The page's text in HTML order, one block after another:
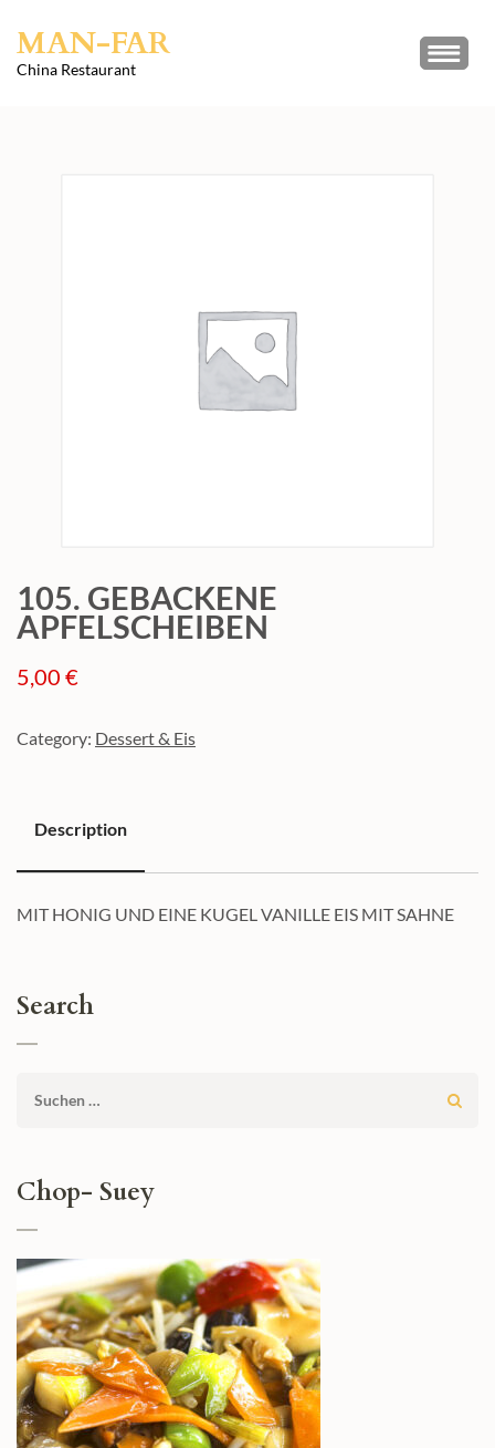
content
MAN-FAR
China Restaurant
105. GEBACKENE
APFELSCHEIBEN
5,00 €
Category: Dessert & Eis
Description
Description
MIT HONIG UND EINE KUGEL VANILLE EIS MIT SAHNE
Search
Suchen
Chop- Suey